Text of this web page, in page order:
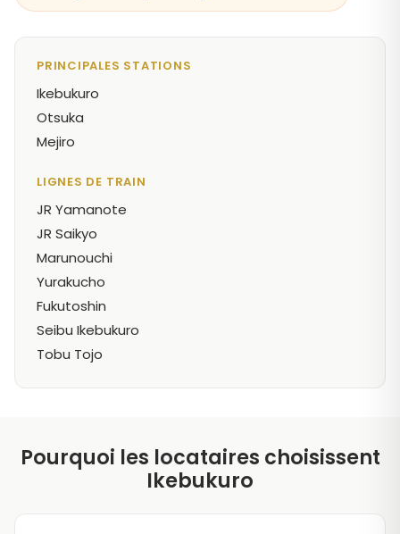
PRINCIPALES STATIONS
Ikebukuro
Otsuka
Mejiro
LIGNES DE TRAIN
JR Yamanote
JR Saikyo
Marunouchi
Yurakucho
Fukutoshin
Seibu Ikebukuro
Tobu Tojo
Pourquoi les locataires choisissent
Ikebukuro